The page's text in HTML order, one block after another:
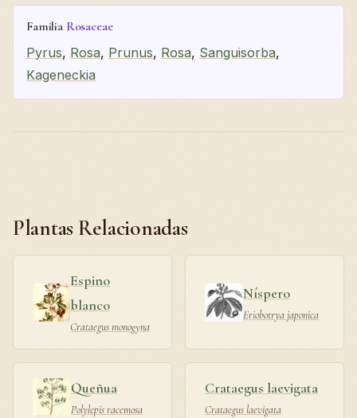
Familia Rosaceae
Pyrus, Rosa, Prunus, Rosa, Sanguisorba,
Kageneckia
Plantas Relacionadas
Espino
blanco
Crataegus monogyna
Níspero
Eriobotrya japonica
Queñua
Polylepis racemosa
Crataegus laevigata
Crataegus laevigata